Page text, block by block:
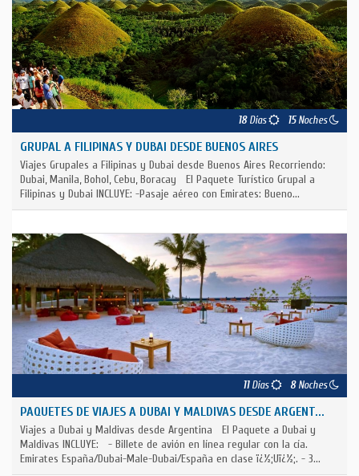
18Días 15Noches
GRUPAL A FILIPINAS Y DUBAI DESDE BUENOS AIRES
Viajes Grupales a Filipinas y Dubai desde Buenos Aires Recorriendo:
Dubai, Manila, Bohol, Cebu, Boracay El Paquete Turístico Grupal a
Filipinas y Dubai INCLUYE: -Pasaje aéreo con Emirates: Bueno...
11Días 8Noches
PAQUETES DE VIAJES A DUBAI Y MALDIVAS DESDE ARGENT...
Viajes a Dubai y Maldivas desde Argentina El Paquete a Dubai y
Maldivas INCLUYE: - Billete de avión en línea regular con la cía.
Emirates España/Dubai-Male-Dubai/España en clase ï¿½;Uï¿½;. - 3...